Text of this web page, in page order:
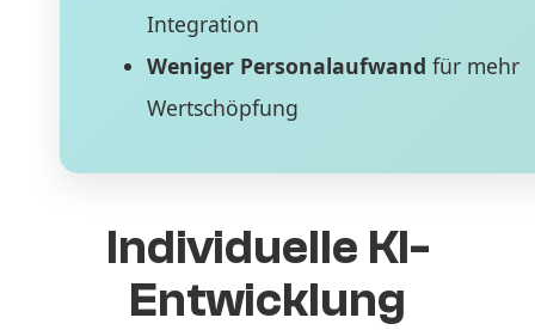
Integration
Weniger Personalaufwand für mehr
Wertschöpfung
Individuelle KI-
Entwicklung